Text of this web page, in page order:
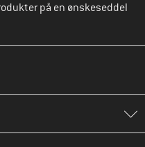
på en ønskeseddel